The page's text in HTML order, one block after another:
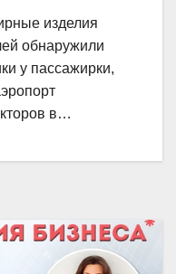
изделия
обнаружили
у пассажирки,
в…